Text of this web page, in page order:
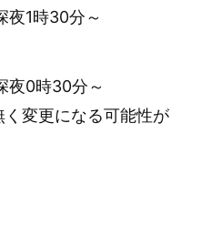
夜1時30分～
0時30分～
変更になる可能性が